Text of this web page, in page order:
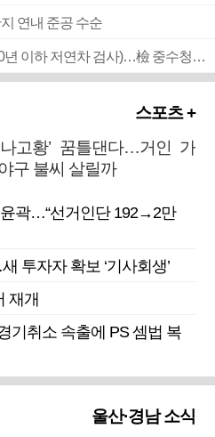
연내 준공 수순
■ 검사 신분 버리고 직급하향(10년 이하 저연차 검사)…檢 중수청행 기피
스포츠 +
나고황’ 꿈틀댄다…거인 가
구 불씨 살릴까
곽…“선거인단 192→2만
투자자 확보 ‘기사회생’
재개
기취소 속출에 PS 셈법 복
울산·경남 소식